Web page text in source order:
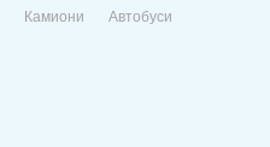
Камиони Автобуси